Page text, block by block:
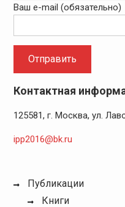
Ваш e-mail (обязательно)
Контактная
125581, г. Москва, ул.
ipp2016@bk.ru
Публикации
Книги